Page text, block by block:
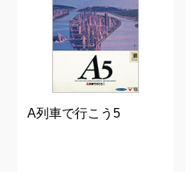
A列車で行こう5